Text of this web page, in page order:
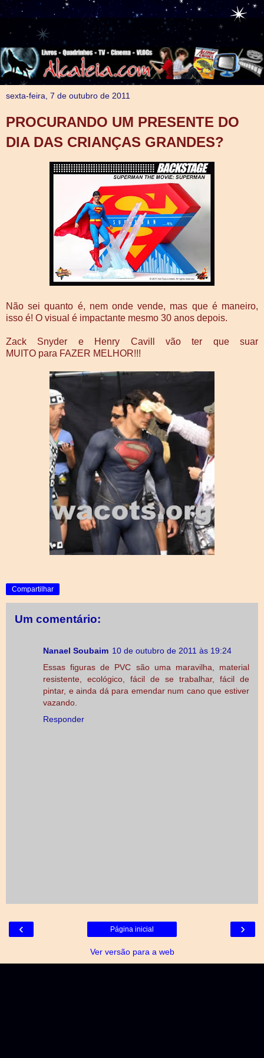
sexta-feira, 7 de outubro de 2011
PROCURANDO UM PRESENTE DO
DIA DAS CRIANÇAS GRANDES?
Não sei quanto é, nem onde vende, mas que é maneiro,
isso é! O visual é impactante mesmo 30 anos depois.
Zack Snyder e Henry Cavill vão ter que suar
MUITO para FAZER MELHOR!!!
Compartilhar
Um comentário:
Nanael Soubaim 10 de outubro de 2011 às 19:24
Essas figuras de PVC são uma maravilha, material
resistente, ecológico, fácil de se trabalhar, fácil de
pintar, e ainda dá para emendar num cano que estiver
vazando.
Responder
‹ ›
Página inicial
Ver versão para a web